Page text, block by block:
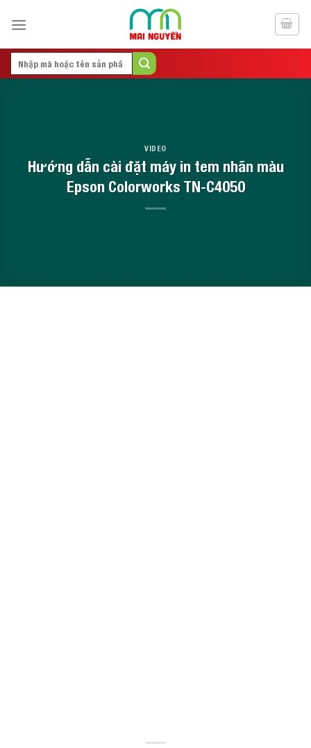
Search
VIDEO
Hướng dẫn cài đặt máy in tem nhãn màu
Epson Colorworks TN-C4050